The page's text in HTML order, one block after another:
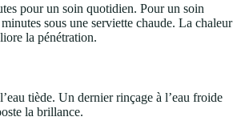
pour un soin quotidien. Pour un soin
sous une serviette chaude. La chaleur
la pénétration.
tiède. Un dernier rinçage à l’eau froide
la brillance.